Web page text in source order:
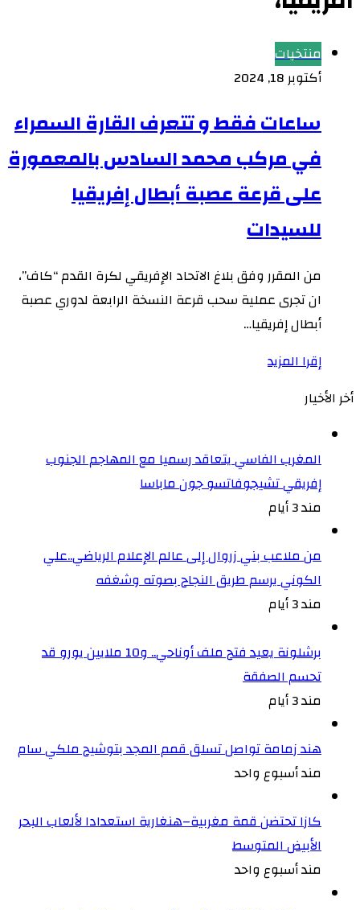
منتخبات
أكتوبر 18, 2024
ساعات فقط و تتعرف القارة السمراء
في مركب محمد السادس بالمعمورة
على قرعة عصبة أبطال إفريقيا
للسيدات
من المقرر وفق بلاغ الاتحاد الإفريقي لكرة القدم “كاف”،
ان تجرى عملية سحب قرعة النسخة الرابعة لدوري عصبة
أبطال إفريقيا…
إقرا المزيد
أخر الأخيار
المغرب الفاسي يتعاقد رسميا مع المهاجم الجنوب
إفريقي تشيجوفاتسو جون ماباسا
مند 3 أيام
من ملاعب بني زروال إلى عالم الإعلام الرياضي..علي
الكوني يرسم طريق النجاح بصوته وشغفه
مند 3 أيام
برشلونة يعيد فتح ملف أوناحي.. و10 ملايين يورو قد
تحسم الصفقة
مند 3 أيام
هند زمامة تواصل تسلق قمم المجد بتوشيح ملكي سام
مند أسبوع واحد
كازا تحتضن قمة مغربية–هنغارية استعدادا لألعاب البحر
الأبيض المتوسط
مند أسبوع واحد